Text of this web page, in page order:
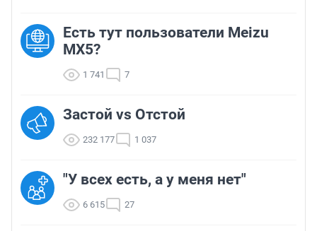
Есть тут пользователи Meizu
MX5?
1 741 7
Застой vs Отстой
232 177 1 037
"У всех есть, а у меня нет"
6 615 27